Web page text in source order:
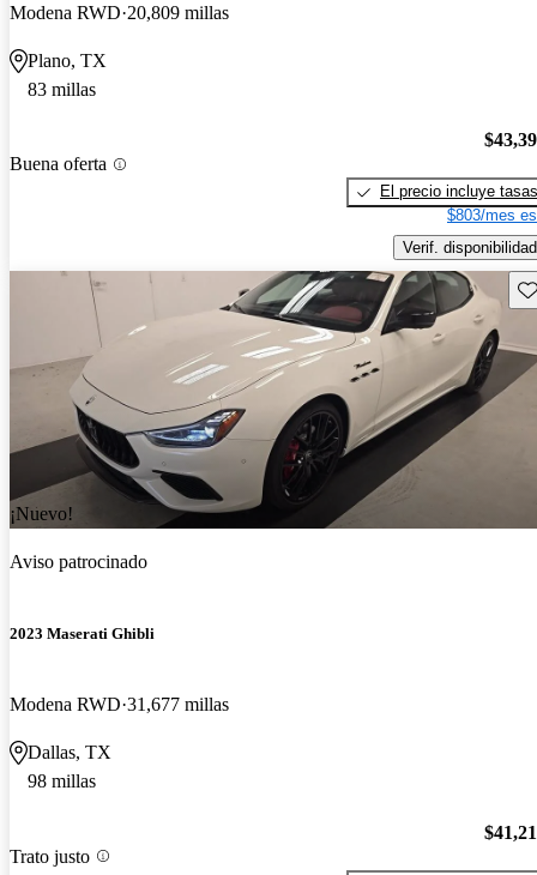
Modena RWD 20,809 millas
Plano, TX
83 millas
Buena oferta
El precio incluye tasas
$803/mes
Verif. disponibilidad
¡Nuevo!
Aviso patrocinado
2023 Maserati Ghibli
Modena RWD 31,677 millas
Dallas, TX
98 millas
Trato justo